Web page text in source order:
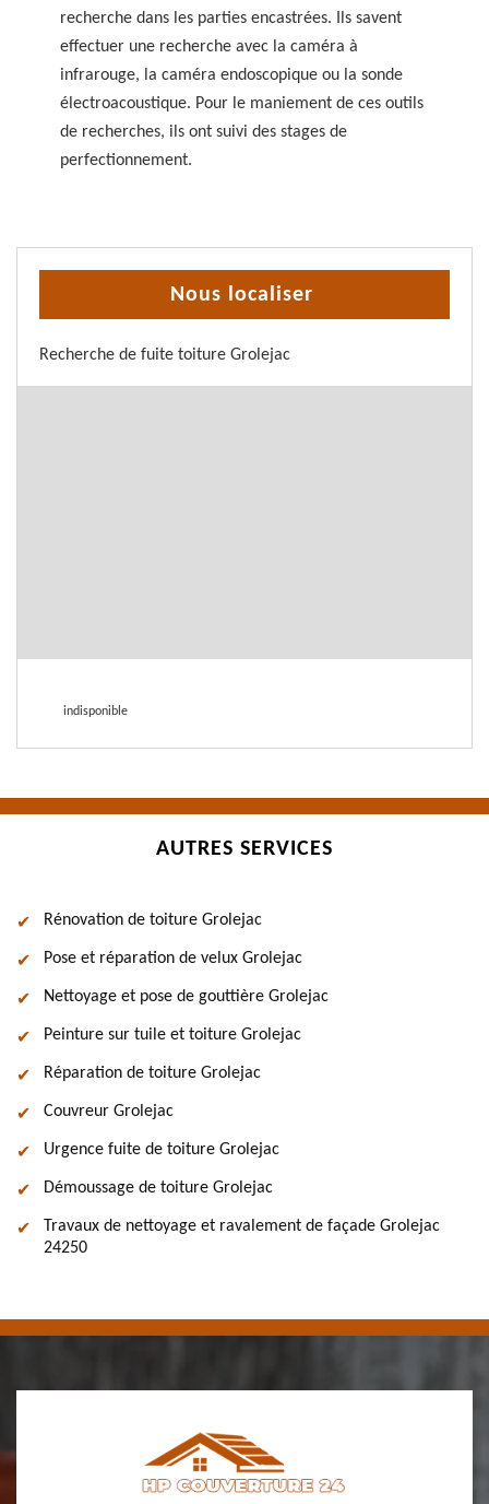
recherche dans les parties encastrées. Ils savent
effectuer une recherche avec la caméra à
infrarouge, la caméra endoscopique ou la sonde
électroacoustique. Pour le maniement de ces outils
de recherches, ils ont suivi des stages de
perfectionnement.
Nous localiser
Recherche de fuite toiture Grolejac
indisponible
AUTRES SERVICES
Rénovation de toiture Grolejac
Pose et réparation de velux Grolejac
Nettoyage et pose de gouttière Grolejac
Peinture sur tuile et toiture Grolejac
Réparation de toiture Grolejac
Couvreur Grolejac
Urgence fuite de toiture Grolejac
Démoussage de toiture Grolejac
Travaux de nettoyage et ravalement de façade Grolejac
24250